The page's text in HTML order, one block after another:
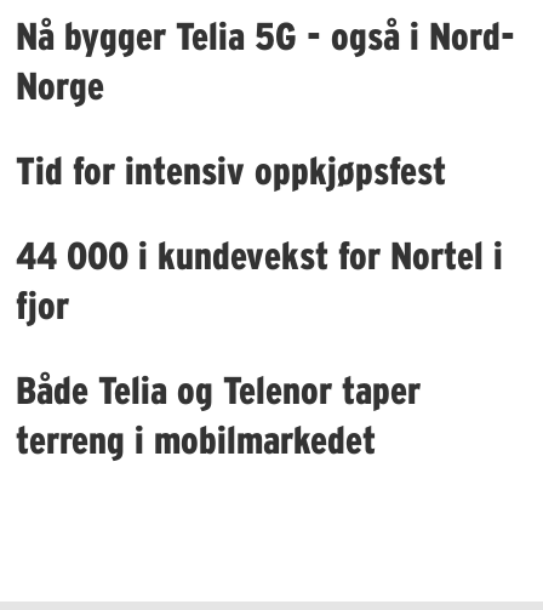
Nå bygger Telia 5G - også i Nord-
Norge
Tid for intensiv oppkjøpsfest
44 000 i kundevekst for Nortel i
fjor
Både Telia og Telenor taper
terreng i mobilmarkedet